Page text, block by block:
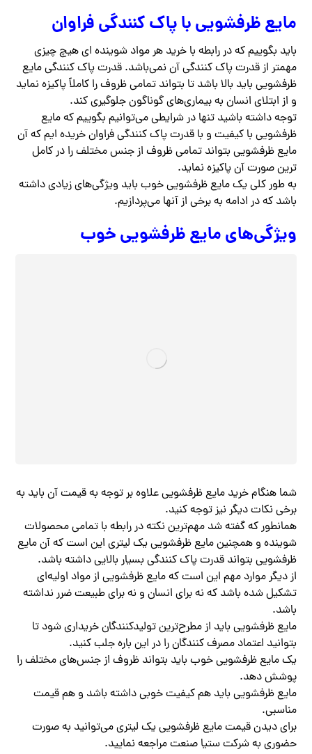
مایع ظرفشویی با پاک کنندگی فراوان
باید بگوییم که در رابطه با خرید هر مواد شوینده ای هیچ چیزی
مهمتر از قدرت پاک کنندگی آن نمی‌باشد. قدرت پاک کنندگی مایع
ظرفشویی باید بالا باشد تا بتواند تمامی ظروف را کاملاً پاکیزه نماید
و از ابتلای انسان به بیماری‌های گوناگون جلوگیری کند.
توجه داشته باشید تنها در شرایطی می‌توانیم بگوییم که مایع
ظرفشویی با کیفیت و با قدرت پاک کنندگی فراوان خریده ایم که آن
مایع ظرفشویی بتواند تمامی ظروف از جنس مختلف را در کامل
ترین صورت آن پاکیزه نماید.
به طور کلی یک مایع ظرفشویی خوب باید ویژگی‌های زیادی داشته
باشد که در ادامه به برخی از آنها می‌پردازیم.
ویژگی‌های مایع ظرفشویی خوب
شما هنگام خرید مایع ظرفشویی علاوه بر توجه به قیمت آن باید به
برخی نکات دیگر نیز توجه کنید.
همانطور که گفته شد مهم‌ترین نکته در رابطه با تمامی محصولات
شوینده و همچنین مایع ظرفشویی یک لیتری این است که آن مایع
ظرفشویی بتواند قدرت پاک کنندگی بسیار بالایی داشته باشد‌.
از دیگر موارد مهم این است که مایع ظرفشویی از مواد اولیه‌ای
تشکیل شده باشد که نه برای انسان و نه برای طبیعت ضرر نداشته
باشد.
مایع ظرفشویی باید از مطرح‌ترین تولیدکنندگان خریداری شود تا
بتوانید اعتماد مصرف کنندگان را در این باره جلب کنید.
یک مایع ظرفشویی خوب باید بتواند ظروف از جنس‌های مختلف را
پوشش دهد.
مایع ظرفشویی باید هم کیفیت خوبی داشته باشد و هم قیمت
مناسبی.
برای دیدن قیمت مایع ظرفشویی یک لیتری می‌توانید به صورت
حضوری به شرکت ستیا صنعت مراجعه نمایید‌.